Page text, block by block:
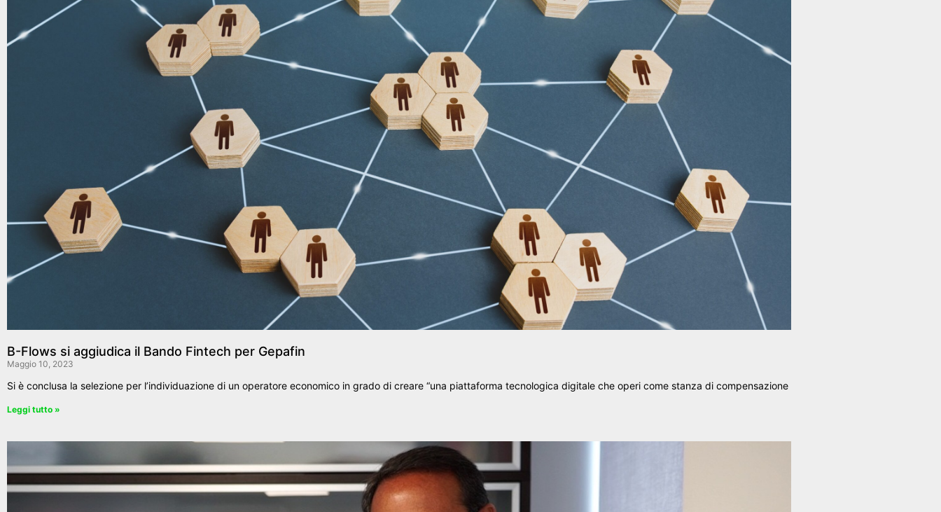
B-Flows si aggiudica il Bando Fintech per Gepafin
Maggio 10, 2023
Si è conclusa la selezione per l’individuazione di un operatore economico in grado di creare “una piattaforma tecnologica digitale che operi come stanza di compensazione
Leggi tutto »